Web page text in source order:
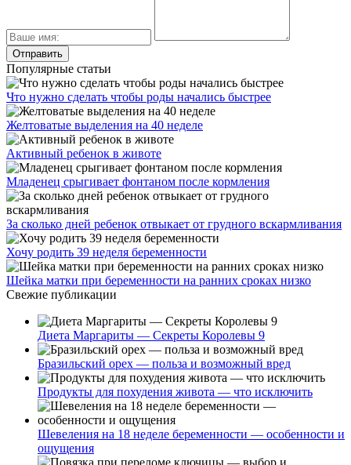
Популярные статьи
Что нужно сделать чтобы роды начались быстрее
Желтоватые выделения на 40 неделе
Активный ребенок в животе
Младенец срыгивает фонтаном после кормления
За сколько дней ребенок отвыкает от грудного вскармливания
Хочу родить 39 неделя беременности
Шейка матки при беременности на ранних сроках низко
Свежие публикации
Диета Маргариты — Секреты Королевы 9
Бразильский орех — польза и возможный вред
Продукты для похудения живота — что исключить
Шевеления на 18 неделе беременности — особенности и
ощущения